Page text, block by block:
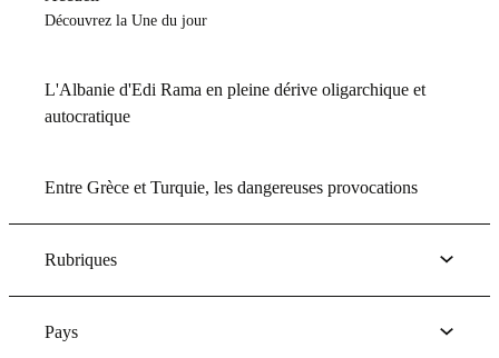
Découvrez la Une du jour
L'Albanie d'Edi Rama en pleine dérive oligarchique et
autocratique
Entre Grèce et Turquie, les dangereuses provocations
Rubriques
Pays